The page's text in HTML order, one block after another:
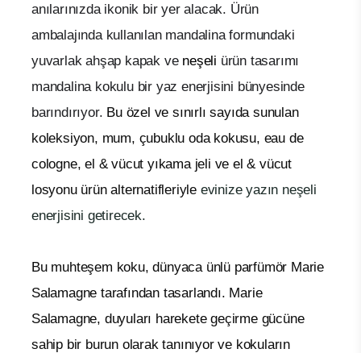
anılarınızda ikonik bir yer alacak. Ürün
ambalajında kullanılan mandalina formundaki
yuvarlak ahşap kapak ve neşeli ürün tasarımı
mandalina kokulu bir yaz enerjisini bünyesinde
barındırıyor. Bu özel ve sınırlı sayıda sunulan
koleksiyon, mum, çubuklu oda kokusu, eau de
cologne, el & vücut yıkama jeli ve el & vücut
losyonu ürün alternatifleriyle evinize yazın neşeli
enerjisini getirecek.
Bu muhteşem koku, dünyaca ünlü parfümör Marie
Salamagne tarafından tasarlandı. Marie
Salamagne, duyuları harekete geçirme gücüne
sahip bir burun olarak tanınıyor ve kokuların